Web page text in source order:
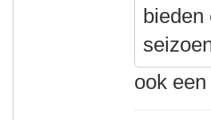
bieden
ook